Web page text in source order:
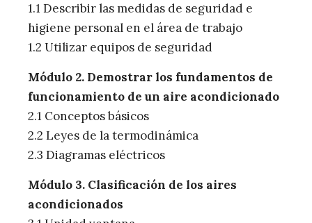
1.1 Describir las medidas de seguridad e
higiene personal en el área de trabajo
1.2 Utilizar equipos de seguridad
Módulo 2. Demostrar los fundamentos de
funcionamiento de un aire acondicionado
2.1 Conceptos básicos
2.2 Leyes de la termodinámica
2.3 Diagramas eléctricos
Módulo 3. Clasificación de los aires
acondicionados